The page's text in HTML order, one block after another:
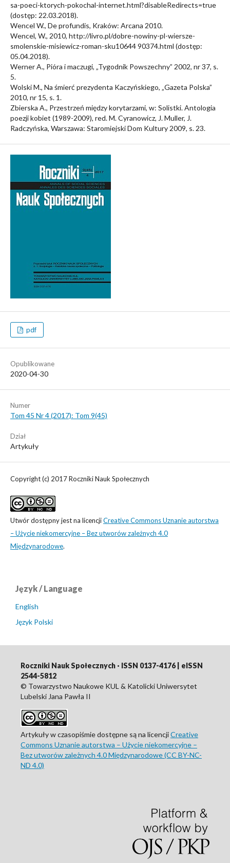
sa-poeci-ktorych-pokochal-internet.html?disableRedirects=true
(dostęp: 22.03.2018).
Wencel W., De profundis, Kraków: Arcana 2010.
Wencel, W., 2010, http://livro.pl/dobre-nowiny-pl-wiersze-
smolenskie-misiewicz-roman-sku10644 90374.html (dostęp:
05.04.2018).
Werner A., Pióra i maczugi, „Tygodnik Powszechny” 2002, nr 37, s.
5.
Wolski M., Na śmierć prezydenta Kaczyńskiego, „Gazeta Polska”
2010, nr 15, s. 1.
Zbierska A., Przestrzeń między korytarzami, w: Solistki. Antologia
poezji kobiet (1989-2009), red. M. Cyranowicz, J. Muller, J.
Radczyńska, Warszawa: Staromiejski Dom Kultury 2009, s. 23.
pdf
Opublikowane
2020-04-30
Numer
Tom 45 Nr 4 (2017): Tom 9(45)
Dział
Artykuły
Copyright (c) 2017 Roczniki Nauk Społecznych
Utwór dostępny jest na licencjiCreative Commons Uznanie autorstwa
– Użycie niekomercyjne – Bez utworów zależnych 4.0
Międzynarodowe.
Język / Language
English
Język Polski
Roczniki Nauk Społecznych · ISSN 0137-4176 | eISSN
2544-5812
© Towarzystwo Naukowe KUL & Katolicki Uniwersytet
Lubelski Jana Pawła II
Artykuły w czasopiśmie dostępne są na licencjiCreative
Commons Uznanie autorstwa – Użycie niekomercyjne –
Bez utworów zależnych 4.0 Międzynarodowe (CC BY-NC-
ND 4.0)